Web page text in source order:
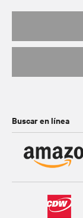
Buscar en línea